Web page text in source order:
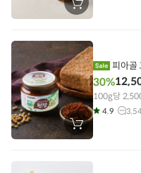
장
바
에
담
기
장
바
에
피아골
30%
100g당
4.9